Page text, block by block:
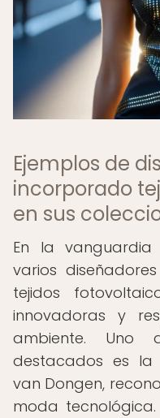
Ejemplos de
incorporado
en sus
En la
varios
tejidos
innovadoras y
ambiente. Uno
destacados es la
van Dongen,
moda